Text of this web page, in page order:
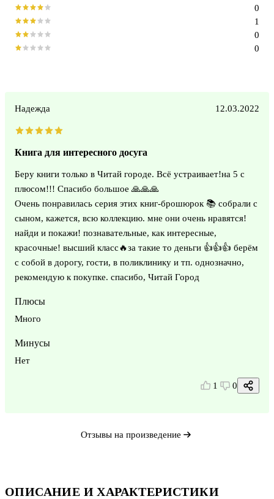
ОПИСАНИЕ И ХАРАКТЕРИСТИКИ
0
0
1
0
Надежда 12.03.2022
Книга для интересного досуга
Беру книги только в Читай городе. Всё устраивает!на 5 с
плюсом!!! Спасибо большое 🙏🙏🙏
Очень понравилась серия этих книг-брошюрок 📚 собрали с
сыном, кажется, всю коллекцию. мне они очень нравятся!
найди и покажи! познавательные, как интересные,
красочные! высший класс🔥за такие то деньги 👍👍👍 берём
с собой в дорогу, гости, в поликлинику и тп. однозначно,
рекомендую к покупке. спасибо, Читай Город
Плюсы
Много
Минусы
Нет
1 0
Отзывы на произведение